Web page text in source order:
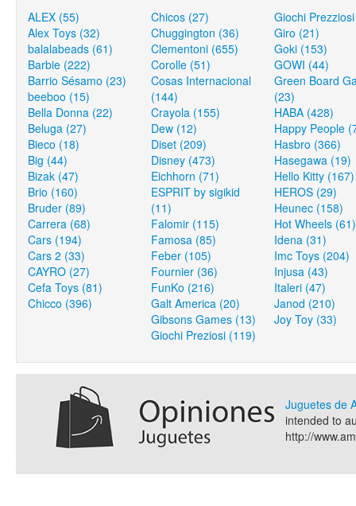
ALEX (55)
Alex Toys (32)
balalabeads (61)
Barbie (222)
Barrio Sésamo (23)
beeboo (15)
Bella Donna (22)
Beluga (27)
Bieco (18)
Big (44)
Bizak (47)
Brio (160)
Bruder (89)
Carrera (68)
Cars (194)
Cars 2 (33)
CAYRO (27)
Cefa Toys (81)
Chicco (396)
Chicos (27)
Chuggington (36)
Clementoni (655)
Corolle (51)
Cosas Internacional
(144)
Crayola (155)
Dew (12)
Diset (209)
Disney (473)
Eichhorn (71)
ESPRIT by sigikid
(11)
Falomir (115)
Famosa (85)
Feber (105)
Fournier (36)
FunKo (216)
Galt America (20)
Gibsons Games (13)
Giochi Preziosi (119)
Giochi
Giro (21)
Goki (153)
GOWI (44)
Green Board
(23)
HABA (428)
Happy People
Hasbro (366)
Hasegawa (19)
Hello Kitty (167)
HEROS (29)
Heunec (158)
Hot Wheels (61)
Idena (31)
Imc Toys (204)
Injusa (43)
Italeri (47)
Janod (210)
Joy Toy (33)
Juguetes de
intended to
http://